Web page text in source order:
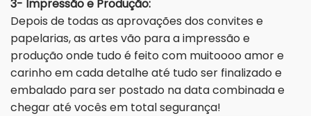
3- Impressão e Produção:
Depois de todas as aprovações dos convites e
papelarias, as artes vão para a impressão e
produção onde tudo é feito com muitoooo amor e
carinho em cada detalhe até tudo ser finalizado e
embalado para ser postado na data combinada e
chegar até vocês em total segurança!